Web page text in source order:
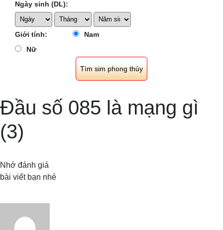
Ngày sinh (DL):
Giới tính:
Nam
Nữ
Đầu số 085 là mạng gì
(3)
Nhớ đánh giá
bài viết bạn nhé